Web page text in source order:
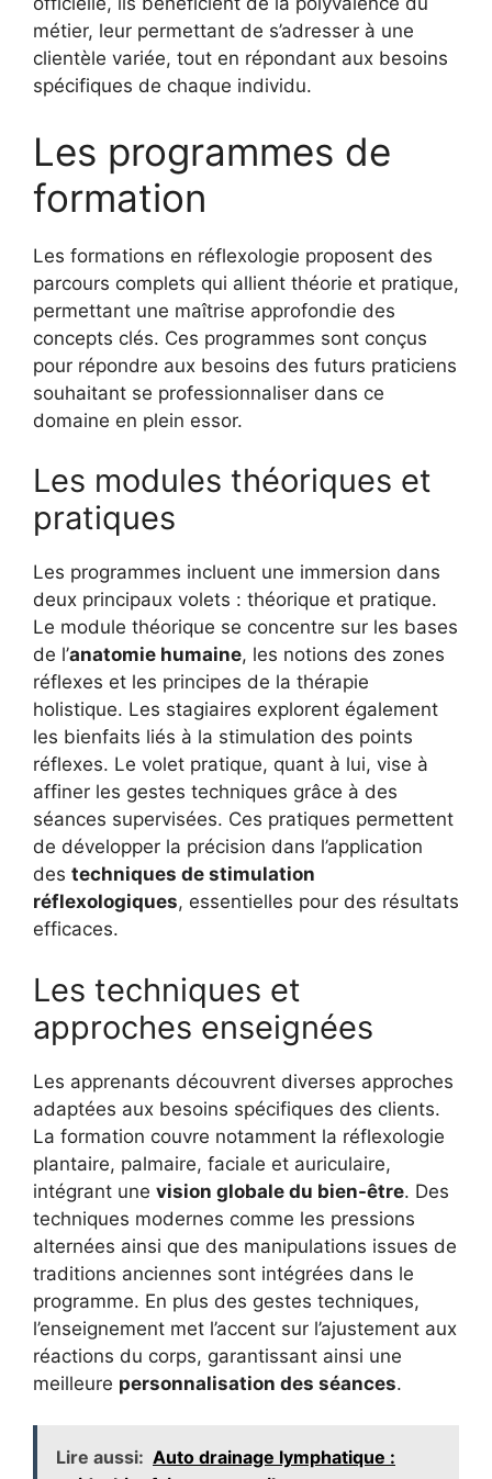
métier, leur permettant de s’adresser à une
clientèle variée, tout en répondant aux besoins
spécifiques de chaque individu.
Les programmes de
formation
Les formations en réflexologie proposent des
parcours complets qui allient théorie et pratique,
permettant une maîtrise approfondie des
concepts clés. Ces programmes sont conçus
pour répondre aux besoins des futurs praticiens
souhaitant se professionnaliser dans ce
domaine en plein essor.
Les modules théoriques et
pratiques
Les programmes incluent une immersion dans
deux principaux volets : théorique et pratique.
Le module théorique se concentre sur les bases
de l’anatomie humaine, les notions des zones
réflexes et les principes de la thérapie
holistique. Les stagiaires explorent également
les bienfaits liés à la stimulation des points
réflexes. Le volet pratique, quant à lui, vise à
affiner les gestes techniques grâce à des
séances supervisées. Ces pratiques permettent
de développer la précision dans l’application
des techniques de stimulation
réflexologiques, essentielles pour des résultats
efficaces.
Les techniques et
approches enseignées
Les apprenants découvrent diverses approches
adaptées aux besoins spécifiques des clients.
La formation couvre notamment la réflexologie
plantaire, palmaire, faciale et auriculaire,
intégrant une vision globale du bien-être. Des
techniques modernes comme les pressions
alternées ainsi que des manipulations issues de
traditions anciennes sont intégrées dans le
programme. En plus des gestes techniques,
l’enseignement met l’accent sur l’ajustement aux
réactions du corps, garantissant ainsi une
meilleure personnalisation des séances.
Lire aussi: Auto drainage lymphatique :